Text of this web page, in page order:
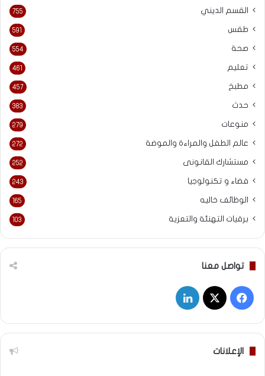
القسم الديني 755
طقس 591
صحة 554
تعليم 461
مطبخ 457
حدث 383
منوعات 279
عالم الطفل والمراءة والموضة 272
مستشارك القانونى 252
فضاء و تكنولوجيا 243
الوظائف خاليه 165
برقيات التهنئة والتعزية 103
تواصل معنا
فيسبوك
‫X لينكدإن
الإعلانات